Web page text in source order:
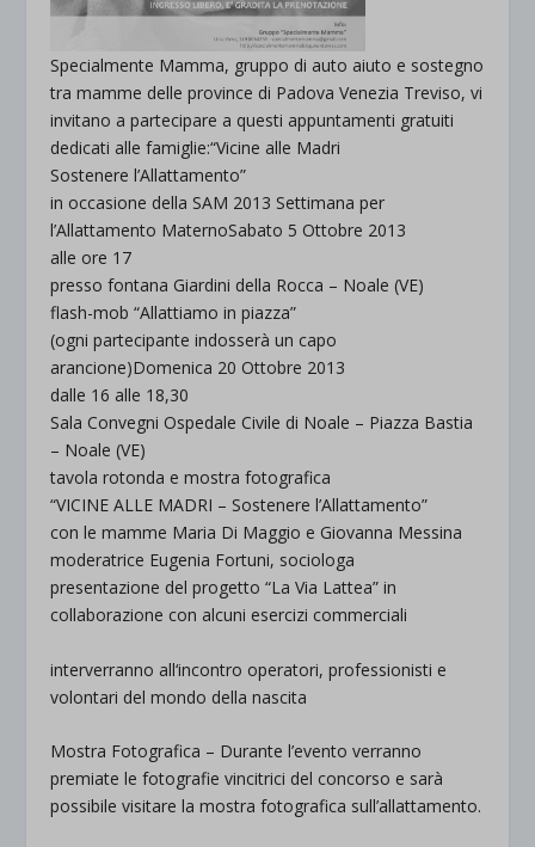
Specialmente Mamma, gruppo di auto aiuto e sostegno
tra mamme delle province di Padova Venezia Treviso, vi
invitano a partecipare a questi appuntamenti gratuiti
dedicati alle famiglie:“Vicine alle Madri
Sostenere l’Allattamento”
in occasione della SAM 2013 Settimana per
l’Allattamento MaternoSabato 5 Ottobre 2013
alle ore 17
presso fontana Giardini della Rocca – Noale (VE)
flash-mob“Allattiamo in piazza”
(ogni partecipante indosserà un capo
arancione)Domenica 20 Ottobre 2013
dalle 16 alle 18,30
Sala Convegni Ospedale Civile di Noale – Piazza Bastia
– Noale (VE)
tavola rotonda e mostra fotografica
“VICINE ALLE MADRI – Sostenere l’Allattamento”
con le mamme Maria Di Maggio e Giovanna Messina
moderatrice Eugenia Fortuni, sociologa
presentazione del progetto “La Via Lattea” in
collaborazione con alcuni esercizi commerciali
interverranno all‘incontro operatori, professionisti e
volontari del mondo della nascita
Mostra Fotografica – Durante l’evento verranno
premiate le fotografie vincitrici del concorso e sarà
possibile visitare la mostra fotografica sull’allattamento.